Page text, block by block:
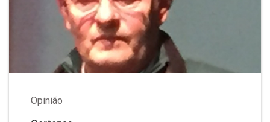
Opinião